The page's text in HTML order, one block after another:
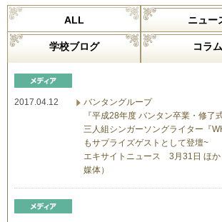
ALL ニュー
学校ブログ コラム
2017.04.12
バンタングループ
『平成28年度 バンタン卒業・修了
三人組シンガーソングライター『
もサプライズゲストとして登壇~
エキサイトニュース 3月31日 ほか
媒体）